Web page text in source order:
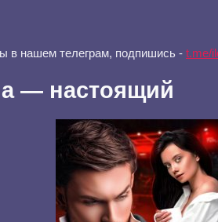
в нашем телеграм, подпишись - t.me/
— настоящий